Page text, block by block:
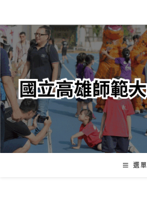
轉
至
主
內
容
選單